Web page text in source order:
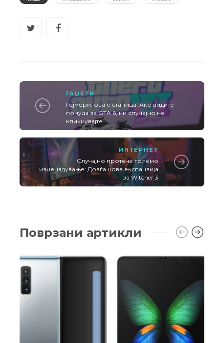
ГАЏЕТИ
Гејмери, ова е стапица: Ако видите
понуда за GTA 6, ни случајно не
кликнувајте
ИНТЕРНЕТ
Случајно протече големо
изненадување: Доаѓа нова експанзија
за Witcher 3
Поврзани артикли